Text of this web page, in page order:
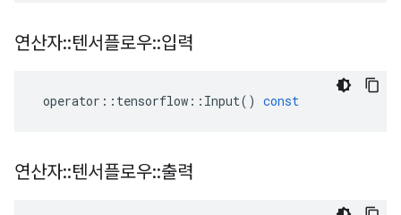
연산자::텐서플로우::입력
operator :: tensorflow :: Input() const
연산자::텐서플로우::출력